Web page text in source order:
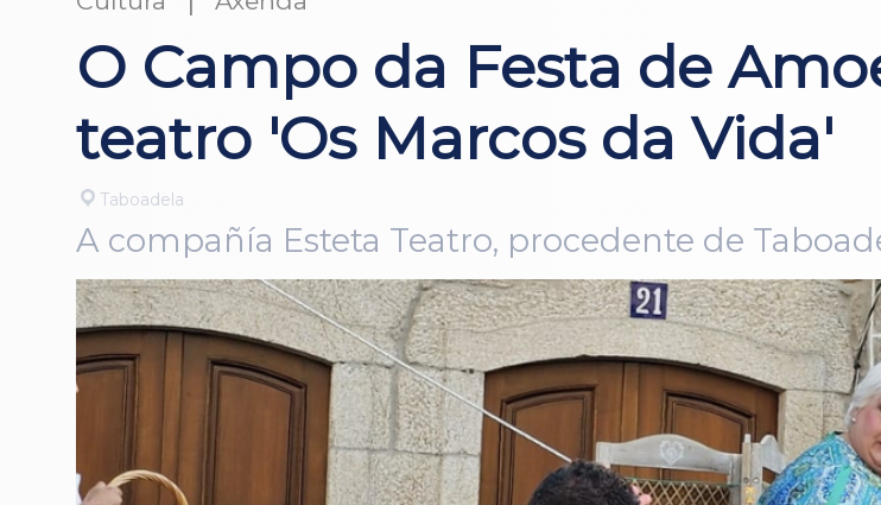
O Campo da Festa de
teatro 'Os Marcos da Vida'
Taboadela
A compañía Esteta Teatro, procedente de